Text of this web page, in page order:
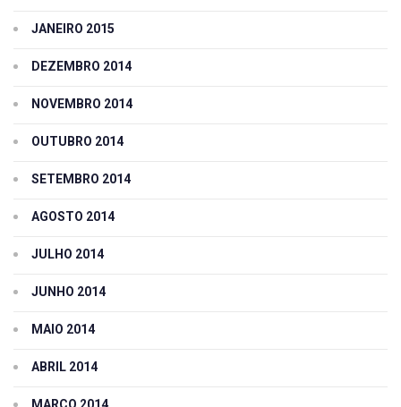
JANEIRO 2015
DEZEMBRO 2014
NOVEMBRO 2014
OUTUBRO 2014
SETEMBRO 2014
AGOSTO 2014
JULHO 2014
JUNHO 2014
MAIO 2014
ABRIL 2014